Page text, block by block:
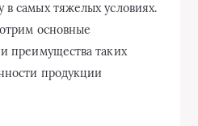
в самых тяжелых условиях.
основные
преимущества таких
продукции